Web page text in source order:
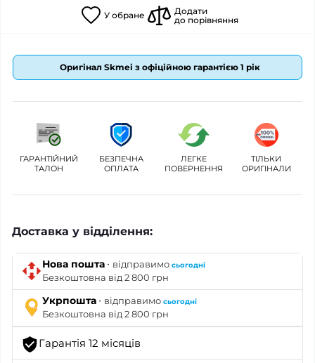
У обране
Додати
до порівняння
Оригінал Skmei з офіційною гарантією 1 рік
ГАРАНТІЙНИЙ
ТАЛОН
БЕЗПЕЧНА
ОПЛАТА
ЛЕГКЕ
ПОВЕРНЕННЯ
ТІЛЬКИ
ОРИГІНАЛИ
Доставка у відділення:
Нова пошта · відправимо сьогодні
Безкоштовна від 2 800 грн
Укрпошта · відправимо сьогодні
Безкоштовна від 2 800 грн
Гарантія 12 місяців